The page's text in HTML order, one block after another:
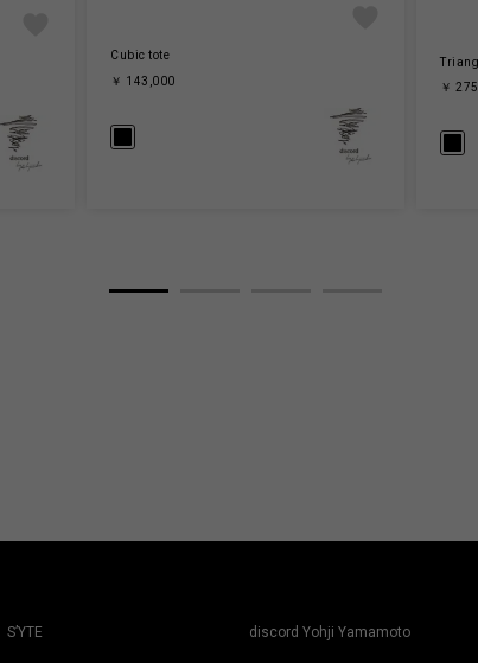
Cubic tote
￥ 143,000
￥
S’YTE discord Yohji Yamamoto